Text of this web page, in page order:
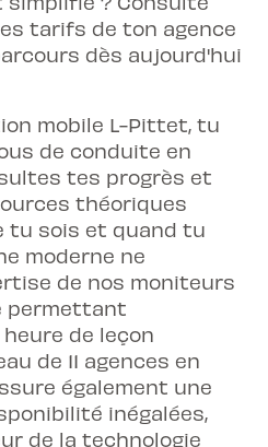
tarifs de ton agence
dès aujourd'hui
mobile L-Pittet, tu
de conduite en
tes progrès et
théoriques
tu sois et quand tu
moderne ne
de nos moniteurs
permettant
de leçon
de 11 agences en
également une
inégalées,
de la technologie